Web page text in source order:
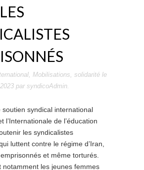
, Mobilisations, solidarité le
par syndicoAdmin.
soutien syndical international
l’Internationale de l’éducation
les syndicalistes
luttent contre le régime d’Iran,
et même torturés.
notamment les jeunes femmes